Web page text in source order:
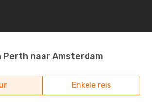
Perth naar Amsterdam
Enkele reis